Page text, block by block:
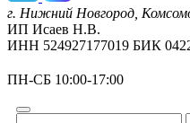
г. Нижний Новгород,
ИП Исаев Н.В.
ИНН 524927177019 БИК
ПН-СБ 10:00-17:00